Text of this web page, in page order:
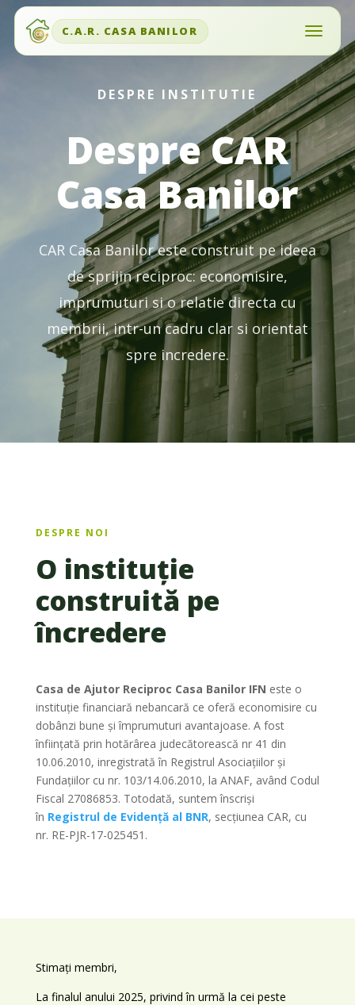
C.A.R. CASA BANILOR
DESPRE INSTITUTIE
Despre CAR
Casa Banilor
CAR Casa Banilor este construit pe ideea
de sprijin reciproc: economisire,
imprumuturi si o relatie directa cu
membrii, intr-un cadru clar si orientat
spre incredere.
DESPRE NOI
O instituție
construită pe
încredere
Casa de Ajutor Reciproc Casa Banilor IFN este o
instituție financiară nebancară ce oferă economisire cu
dobânzi bune și împrumuturi avantajoase. A fost
înființată prin hotărârea judecătorească nr 41 din
10.06.2010, inregistrată în Registrul Asociațiilor și
Fundațiilor cu nr. 103/14.06.2010, la ANAF, având Codul
Fiscal 27086853. Totodată, suntem înscriși
în Registrul de Evidență al BNR, secțiunea CAR, cu
nr. RE-PJR-17-025451.
Stimați membri,
La finalul anului 2025, privind în urmă la cei peste